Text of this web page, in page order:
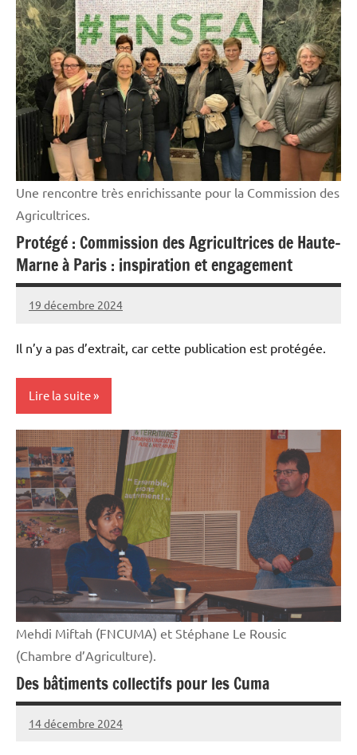
Vie
professionnelle
Une rencontre très enrichissante pour la Commission des
Agricultrices.
Protégé : Commission des Agricultrices de Haute-
Marne à Paris : inspiration et engagement
19 décembre 2024
L'Avenir
et
Il n’y a pas d’extrait, car cette publication est protégée.
Lire la suite
Vie
professionnelle
Mehdi Miftah (FNCUMA) et Stéphane Le Rousic
(Chambre d’Agriculture).
Des bâtiments collectifs pour les Cuma
14 décembre 2024
Thibaut